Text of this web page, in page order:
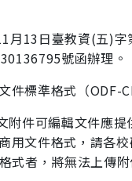
月13日臺教資(五)
號函辦理。
件標準格式（ODF-
附件可編輯文件應
用文件格式，請各
式者，將無法上傳